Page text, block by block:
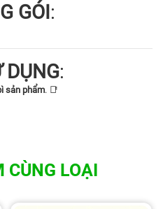
GÓI:
DỤNG:
sản phẩm. 📑
CÙNG LOẠI